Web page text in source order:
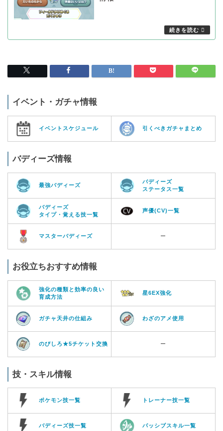
イベント・ガチャ情報
イベントスケジュール 引くべきガチャまとめ
バディーズ情報
最強バディーズ
バディーズ
ステータス一覧
バディーズ
タイプ・覚える技一覧
声優(CV)一覧
マスターバディーズ ー
お役立ちおすすめ情報
強化の種類と効率の良い
育成方法
星6EX強化
ガチャ天井の仕組み わざのアメ使用
のびしろ★5チケット交換 ー
技・スキル情報
ポケモン技一覧 トレーナー技一覧
バディーズ技一覧 パッシブスキル一覧